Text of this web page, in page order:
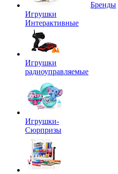
Игрушки
Интерактивные
Игрушки
радиоуправляемые
Игрушки-
Сюрпризы
Бренды